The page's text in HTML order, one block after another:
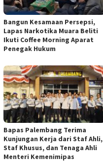
Bangun Kesamaan Persepsi,
Lapas Narkotika Muara Beliti
Ikuti Coffee Morning Aparat
Penegak Hukum
Bapas Palembang Terima
Kunjungan Kerja dari Staf Ahli,
Staf Khusus, dan Tenaga Ahli
Menteri Kemenimipas